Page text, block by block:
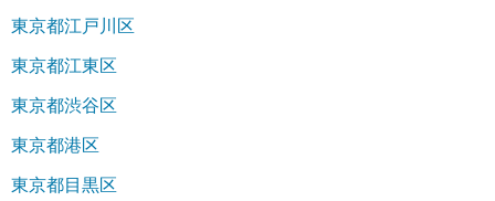
東京都江戸川区
東京都江東区
東京都渋谷区
東京都港区
東京都目黒区